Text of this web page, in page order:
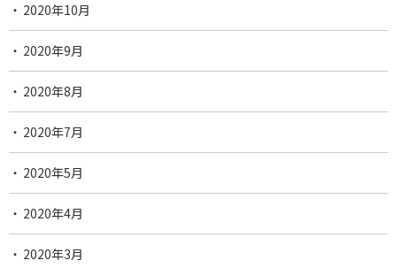
2020年10月
2020年9月
2020年8月
2020年7月
2020年5月
2020年4月
2020年3月